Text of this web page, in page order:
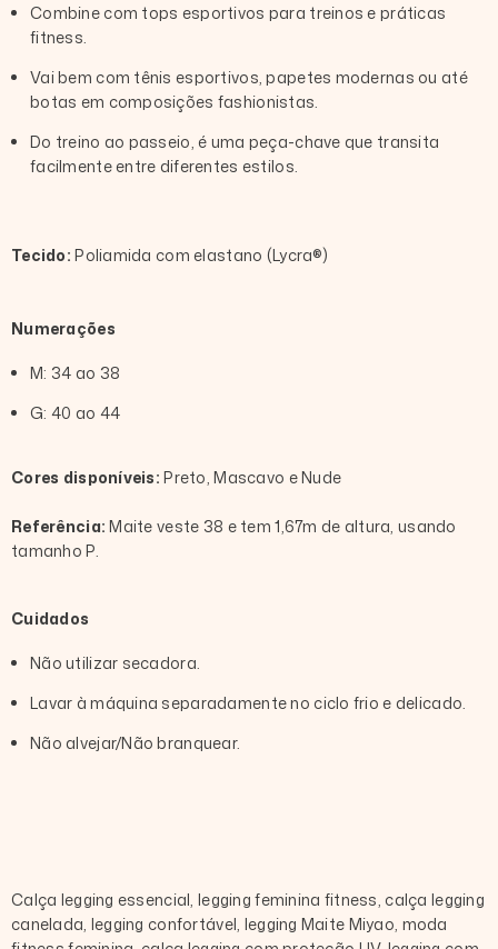
Combine com tops esportivos para treinos e práticas
fitness.
Vai bem com tênis esportivos, papetes modernas ou até
botas em composições fashionistas.
Do treino ao passeio, é uma peça-chave que transita
facilmente entre diferentes estilos.
Tecido: Poliamida com elastano (Lycra®)
Numerações
M: 34 ao 38
G: 40 ao 44
Cores disponíveis: Preto, Mascavo e Nude
Referência: Maite veste 38 e tem 1,67m de altura, usando
tamanho P.
Cuidados
Não utilizar secadora.
Lavar à máquina separadamente no ciclo frio e delicado.
Não alvejar/Não branquear.
Calça legging essencial, legging feminina fitness, calça legging
canelada, legging confortável, legging Maite Miyao, moda